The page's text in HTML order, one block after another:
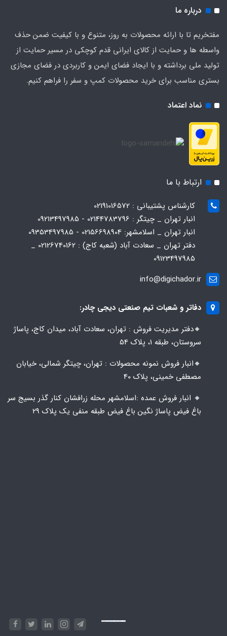
دو درب ورود و خروج
مناسب برای
کوهنوردی ، طبیعت گردی ، کمپینگ
کشور تولید کننده
درجه کارشناسی محصول
پرچم دار A+++
اورجینال با ضمانت تاییده دیجی چادر
نماد اعتماد
درباره ما
مفتخریم تا با ارائه محصولات به روز، متنوع و با کیفیت ضمن حذف
واسطه ها و حمایت از کالای ایرانی قدم کوچکی در مسیر حمایت از
تولید ملی برداشته و با ایجاد فضای ایمن و کاربردی در فضای مجازی
بستری مناسب برای خرید محصولات کمپ و سفر را فراهم کنیم.
ارتباط با ما
کارشناس پشتیبانی : 02191016572
انبار تهران _ چیتگر : 02144783796 - 09213497985
انبار تهران _ اسلامشهر: 02156698904 - 09353497985
دفتر تهران _ سعادت آباد (شعبه کاج) : 02126740162 _
09123497985
info@digichador.ir
دفاتر و شعبات تیم صنعتی دیجی چادر:
🔸️​​دفتر مدیریت فروش : تهران، سعادت آباد، میدان کاج، پاساژ
سروستان، طبقه 1، پلاک 54
🔸️​​انبار فروش نمونه محصولات : تهران، چیتگر شمالی، خیابان
مصطفی خمینی، پلاک 40
🔸️ انبار فروش عمده :اسلامشهر محله زرافشان کنار گذر بسیج سر
باغ فیض پاساژ نگین باغ فیض طبقه منفی یک پلاک ۲۹
Powered by Embed Google Maps & Phase 10 rules